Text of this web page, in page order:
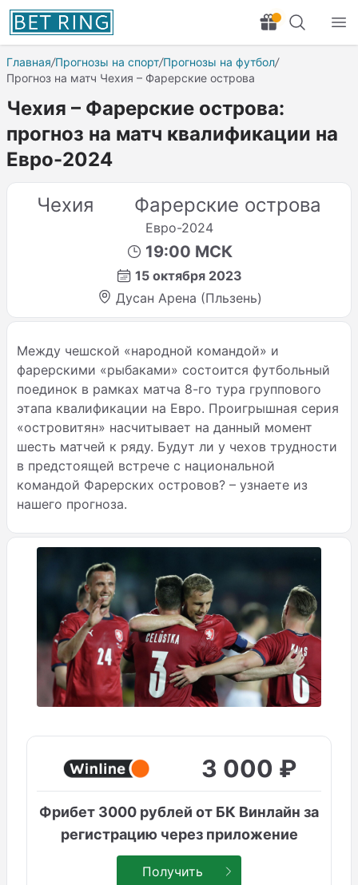
Главная/Прогнозы на спорт/Прогнозы на футбол/
Прогноз на матч Чехия – Фарерские острова
Чехия – Фарерские острова:
прогноз на матч квалификации на
Евро-2024
Чехия
Фарерские острова
Евро-2024
19:00 МСК
15 октября 2023
Дусан Арена (Пльзень)
Между чешской «народной командой» и
фарерскими «рыбаками» состоится футбольный
поединок в рамках матча 8-го тура группового
этапа квалификации на Евро. Проигрышная серия
«островитян» насчитывает на данный момент
шесть матчей к ряду. Будут ли у чехов трудности
в предстоящей встрече с национальной
командой Фарерских островов? – узнаете из
нашего прогноза.
3 000 ₽
Фрибет 3000 рублей от БК Винлайн за
регистрацию через приложение
Получить